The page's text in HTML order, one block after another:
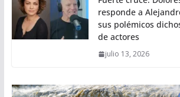
responde a
sus polémicos
de actores
julio 13, 2026